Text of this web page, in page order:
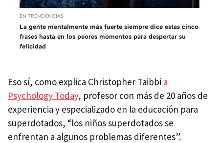
EN TRENDENCIAS
La gente mentalmente más fuerte siempre dice estas cinco
frases hasta en los peores momentos para despertar su
felicidad
Eso sí, como explica Christopher Taibbi a
Psychology Today, profesor con más de 20 años de
experiencia y especializado en la educación para
superdotados, “los niños superdotados se
enfrentan a algunos problemas diferentes”.